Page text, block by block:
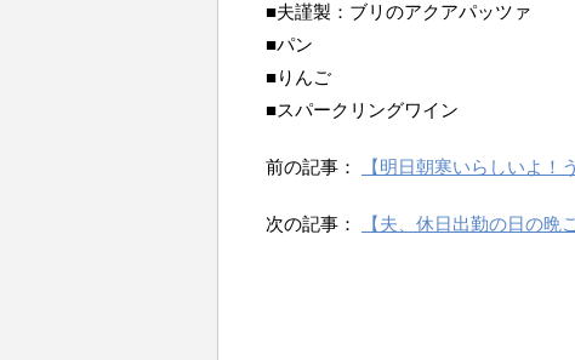
■夫謹製：ブリのアクアパッツァ
■パン
■りんご
■スパークリングワイン
前の記事： 【明日朝寒いらしいよ！
次の記事： 【夫、休日出勤の日の晩